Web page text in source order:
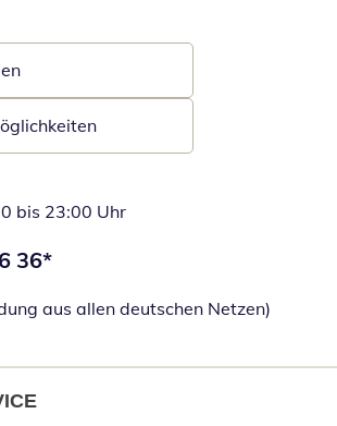
bis 23:00 Uhr
36*
aus allen deutschen Netzen)